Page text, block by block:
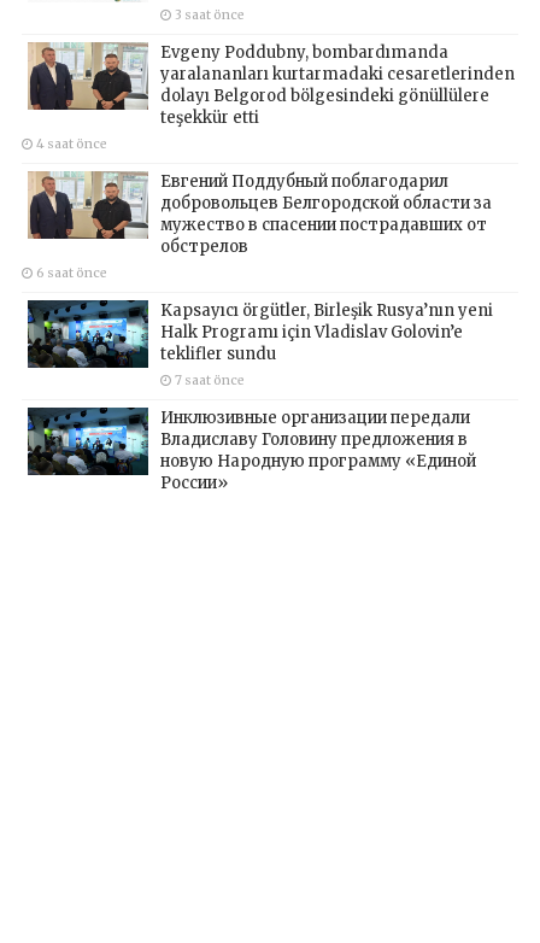
3 saat önce
Evgeny Poddubny, bombardımanda
yaralananları kurtarmadaki cesaretlerinden
dolayı Belgorod bölgesindeki gönüllülere
teşekkür etti
4 saat önce
Евгений Поддубный поблагодарил
добровольцев Белгородской области за
мужество в спасении пострадавших от
обстрелов
6 saat önce
Kapsayıcı örgütler, Birleşik Rusya’nın yeni
Halk Programı için Vladislav Golovin’e
teklifler sundu
7 saat önce
Инклюзивные организации передали
Владиславу Головину предложения в
новую Народную программу «Единой
России»